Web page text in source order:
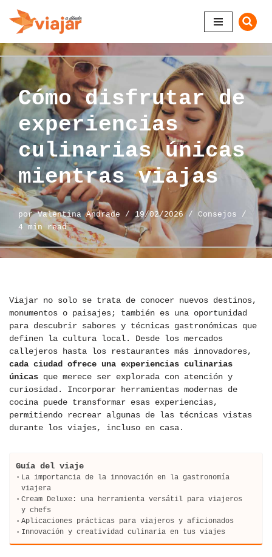
Saltar
al
contenido
Cómo disfrutar de
experiencias
culinarias únicas
mientras viajas
porValentina Andrade 19/02/2026
Consejos
4 min read
Viajar no solo se trata de conocer nuevos destinos,
monumentos o paisajes; también es una oportunidad
para descubrir sabores y técnicas gastronómicas que
definen la cultura local. Desde los mercados
callejeros hasta los restaurantes más innovadores,
cada ciudad ofrece una experiencias culinarias
únicas que merece ser explorada con atención y
curiosidad. Incorporar herramientas modernas de
cocina puede transformar esas experiencias,
permitiendo recrear algunas de las técnicas vistas
durante los viajes, incluso en casa.
Guía del viaje
La importancia de la innovación en la gastronomía
viajera
Cream Deluxe: una herramienta versátil para viajeros
y chefs
Aplicaciones prácticas para viajeros y aficionados
Innovación y creatividad culinaria en tus viajes